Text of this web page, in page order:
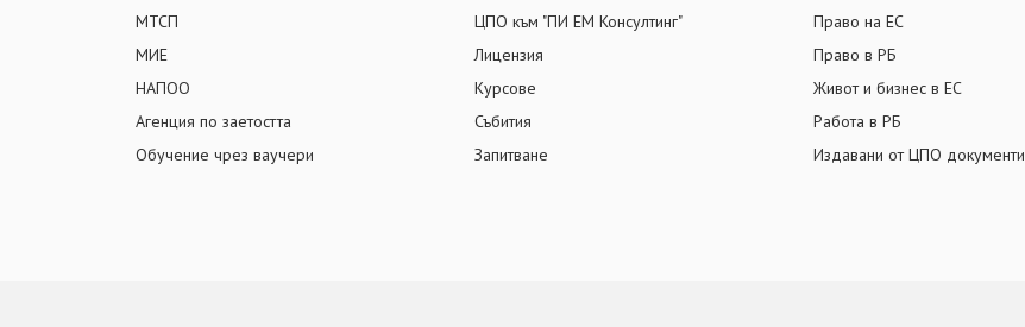
МТСП
МИЕ
НАПОО
Агенция по заетостта
Обучение чрез ваучери
ЦПО към "ПИ ЕМ Консултинг"
Лицензия
Курсове
Събития
Запитване
Право на ЕС
Право в РБ
Живот и бизнес в ЕС
Работа в РБ
Издавани от ЦПО документи